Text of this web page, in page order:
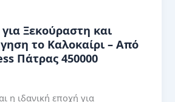
Ξεκούραστη και
το Καλοκαίρι – Από
Πάτρας 450000
η ιδανική εποχή για